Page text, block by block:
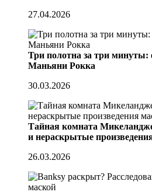
27.04.2026
Три полотна за три минуты:
Маньяни Рокка
30.03.2026
Тайная комната
и нераскрытые
26.03.2026